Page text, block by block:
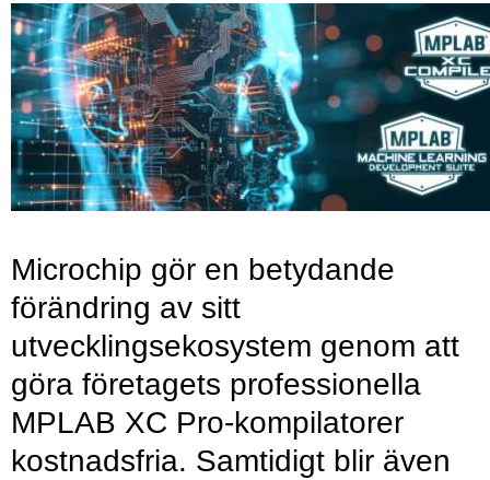
Microchip gör en betydande
förändring av sitt
utvecklingsekosystem genom att
göra företagets professionella
MPLAB XC Pro-kompilatorer
kostnadsfria. Samtidigt blir även